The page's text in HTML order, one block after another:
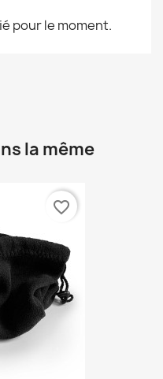
pour le moment.
la même
favorite_border